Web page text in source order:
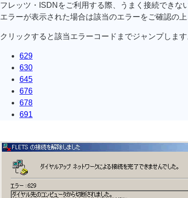
フレッツ・ISDNをご利用する際、うまく接続できな
エラーが表示された場合は該当のエラーをご確認の
クリックすると該当エラーコードまでジャンプします
629
630
645
676
678
691